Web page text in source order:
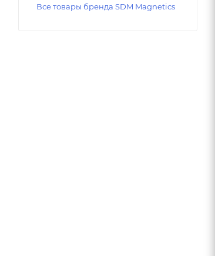
Все товары бренда SDM Magnetics